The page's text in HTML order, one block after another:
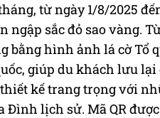
từ ngày 1/8/2025
ngập sắc đỏ sao vàng.
bằng hình ảnh lá cờ Tổ
giúp du khách lưu
kế trang trọng với
Đình lịch sử. Mã QR